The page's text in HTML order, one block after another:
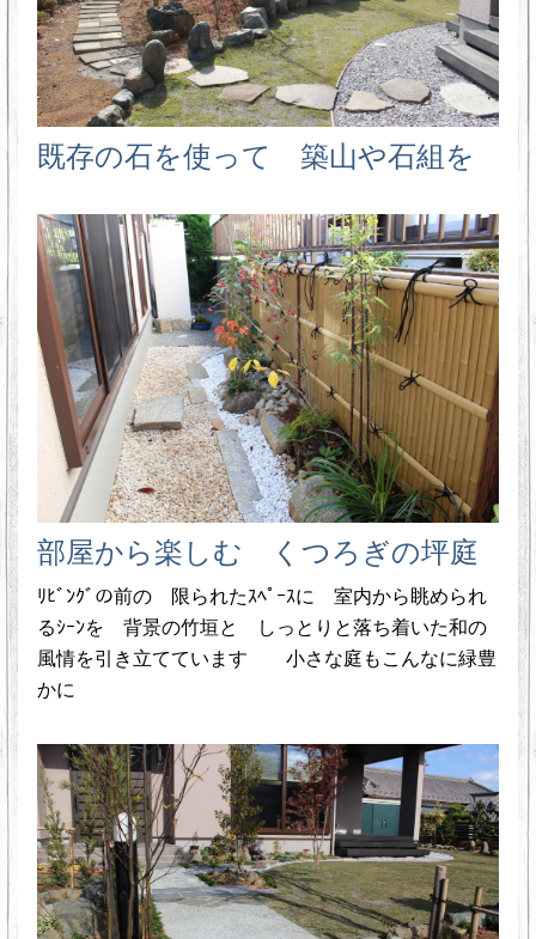
既存の石を使って 築山や石組を
部屋から楽しむ くつろぎの坪庭
ﾘﾋﾞﾝｸﾞの前の 限られたｽﾍﾟｰｽに 室内から眺められ
るｼｰﾝを 背景の竹垣と しっとりと落ち着いた和の
風情を引き立てています 小さな庭もこんなに緑豊
かに